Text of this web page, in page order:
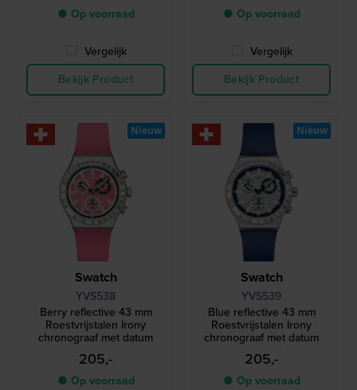
● Op voorraad
Vergelijk
Bekijk Product
● Op voorraad
Vergelijk
Bekijk Product
Swatch
YVS538
Berry reflective 43 mm
Roestvrijstalen Irony
chronograaf met datum
205,-
● Op voorraad
Nieuw
Swatch
YVS539
Blue reflective 43 mm
Roestvrijstalen Irony
chronograaf met datum
205,-
● Op voorraad
Nieuw